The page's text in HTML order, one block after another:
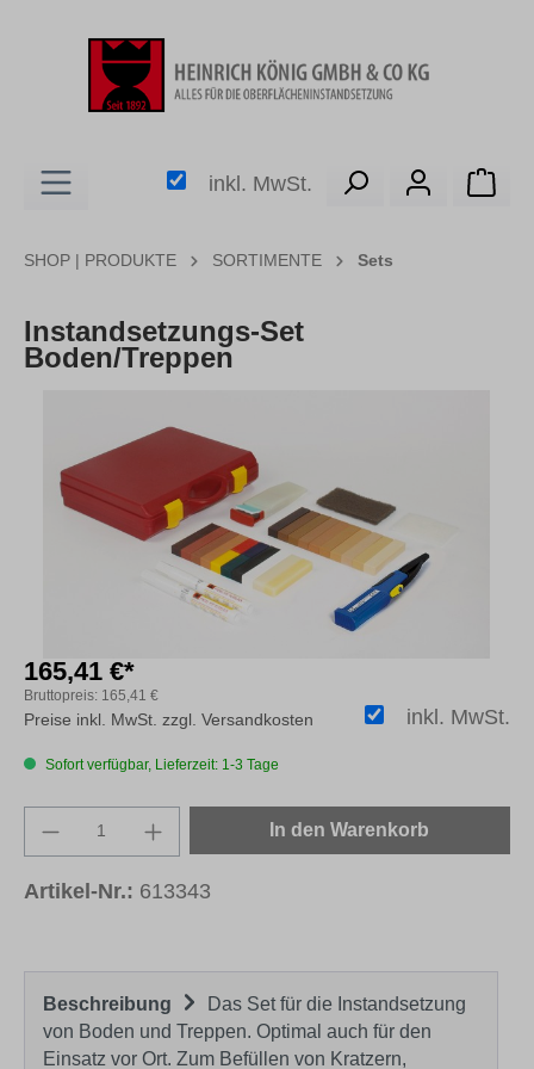
inkl. MwSt.
SHOP | PRODUKTE SORTIMENTE Sets
Instandsetzungs-Set
Boden/Treppen
165,41 €*
Bruttopreis: 165,41 €
inkl. MwSt.
Preise inkl. MwSt. zzgl. Versandkosten
Sofort verfügbar, Lieferzeit: 1-3 Tage
Produkt Anzahl: Gib den gewünschten
In den Warenkorb
Artikel-Nr.: 613343
Beschreibung
Das Set für die Instandsetzung
von Boden und Treppen. Optimal auch für den
Einsatz vor Ort. Zum Befüllen von Kratzern,